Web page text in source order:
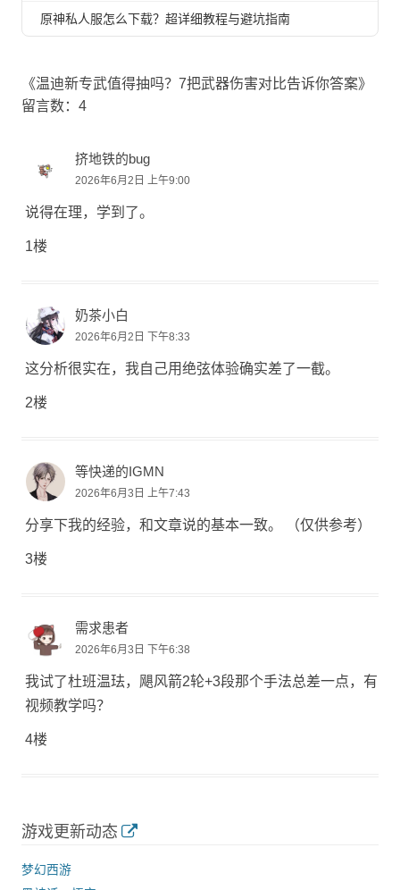
原神私人服怎么下载？超详细教程与避坑指南
《温迪新专武值得抽吗？7把武器伤害对比告诉你答案》
留言数：4
挤地铁的bug
2026年6月2日 上午9:00
说得在理，学到了。
1楼
奶茶小白
2026年6月2日 下午8:33
这分析很实在，我自己用绝弦体验确实差了一截。
2楼
等快递的IGMN
2026年6月3日 上午7:43
分享下我的经验，和文章说的基本一致。 （仅供参考）
3楼
需求患者
2026年6月3日 下午6:38
我试了杜班温珐，飓风箭2轮+3段那个手法总差一点，有
视频教学吗？
4楼
游戏更新动态
梦幻西游